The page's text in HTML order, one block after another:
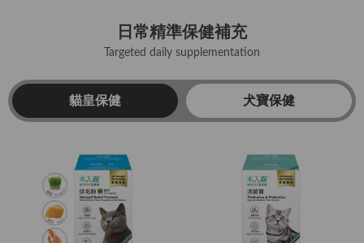
日常精準保健補充
Targeted daily supplementation
貓皇保健 犬寶保健